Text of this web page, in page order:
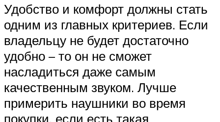
Удобство и комфорт должны стать
одним из главных критериев. Если
владельцу не будет достаточно
удобно – то он не сможет
насладиться даже самым
качественным звуком. Лучше
примерить наушники во время
покупки, если есть такая